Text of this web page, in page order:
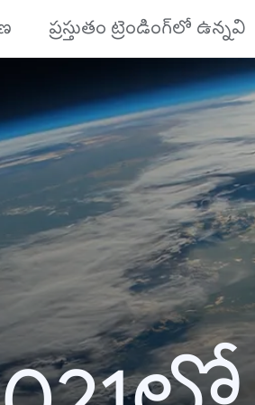
ప్రస్తుతం ట్రెండింగ్‌లో ఉన్నవి